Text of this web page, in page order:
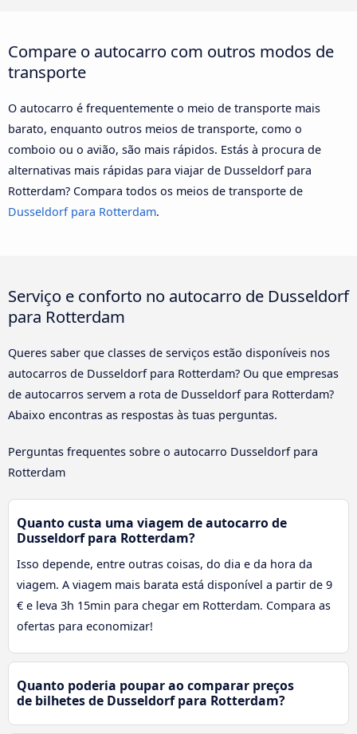
Compare o autocarro com outros modos de
transporte
O autocarro é frequentemente o meio de transporte mais
barato, enquanto outros meios de transporte, como o
comboio ou o avião, são mais rápidos. Estás à procura de
alternativas mais rápidas para viajar de Dusseldorf para
Rotterdam? Compara todos os meios de transporte de
Dusseldorf para Rotterdam.
Serviço e conforto no autocarro de Dusseldorf
para Rotterdam
Queres saber que classes de serviços estão disponíveis nos
autocarros de Dusseldorf para Rotterdam? Ou que empresas
de autocarros servem a rota de Dusseldorf para Rotterdam?
Abaixo encontras as respostas às tuas perguntas.
Perguntas frequentes sobre o autocarro Dusseldorf para
Rotterdam
Quanto custa uma viagem de autocarro de
Dusseldorf para Rotterdam?
Isso depende, entre outras coisas, do dia e da hora da
viagem. A viagem mais barata está disponível a partir de 9
€ e leva 3h 15min para chegar em Rotterdam. Compara as
ofertas para economizar!
Quanto poderia poupar ao comparar preços
de bilhetes de Dusseldorf para Rotterdam?